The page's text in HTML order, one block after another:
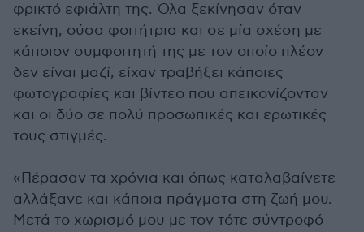
φρικτό εφιάλτη της. Όλα ξεκίνησαν όταν
εκείνη, ούσα φοιτήτρια και σε μία σχέση με
κάποιον συμφοιτητή της με τον οποίο πλέον
δεν είναι μαζί, είχαν τραβήξει κάποιες
φωτογραφίες και βίντεο που απεικονίζονταν
και οι δύο σε πολύ προσωπικές και ερωτικές
τους στιγμές.
«Πέρασαν τα χρόνια και όπως καταλαβαίνετε
αλλάξανε και κάποια πράγματα στη ζωή μου.
Μετά το χωρισμό μου με τον τότε σύντροφό